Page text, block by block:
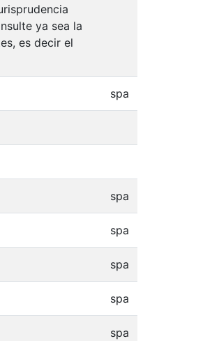
ya sea la
es decir el
spa
spa
spa
spa
spa
spa